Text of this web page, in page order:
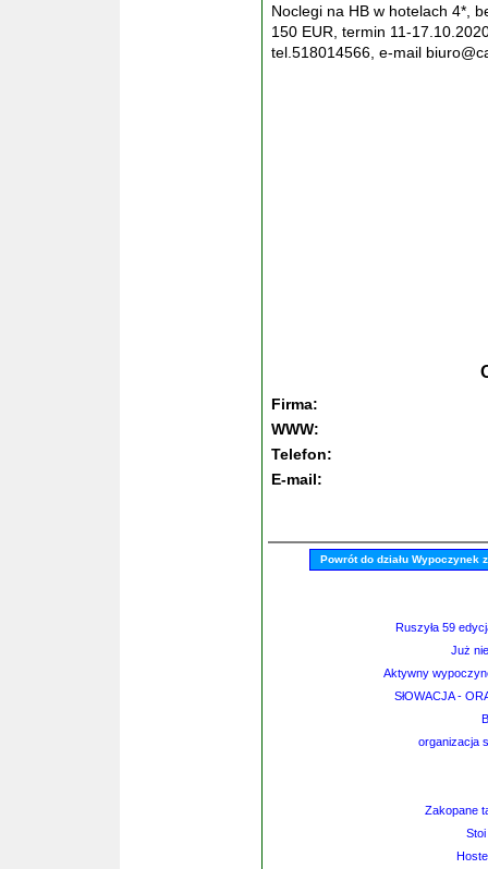
Noclegi na HB w hotelach 4*,
150 EUR, termin 11-
tel.518014566, e-mail
Firma:
WWW:
Telefon:
E-mail:
Powrót do działu Wypoczynek
Ruszyła 59
Już
Aktywny
SłOWACJA -
organizacja
Zakopane